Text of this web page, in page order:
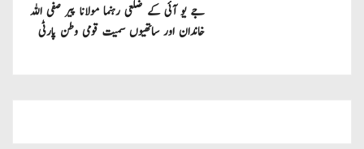
جے یو آئی کے ضلعی رہنما مولانا پیر صفی اللہ
خاندان اور ساتھیوں سمیت قومی وطن پارٹی